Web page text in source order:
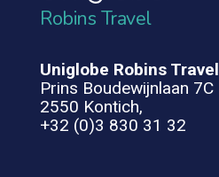
Robins Travel
Uniglobe Robins Travel
Prins Boudewijnlaan 7C
2550 Kontich,
+32 (0)3 830 31 32